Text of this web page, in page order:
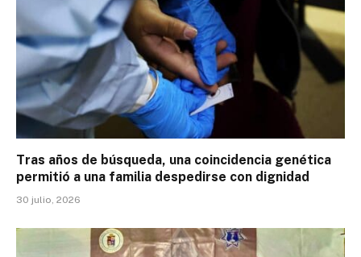
Tras años de búsqueda, una coincidencia genética
permitió a una familia despedirse con dignidad
30 julio, 2026